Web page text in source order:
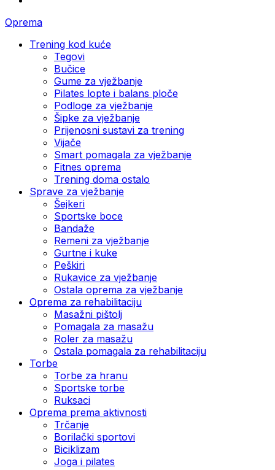
Oprema
Trening kod kuće
Tegovi
Bučice
Gume za vježbanje
Pilates lopte i balans ploče
Podloge za vježbanje
Šipke za vježbanje
Prijenosni sustavi za trening
Vijače
Smart pomagala za vježbanje
Fitnes oprema
Trening doma ostalo
Sprave za vježbanje
Šejkeri
Sportske boce
Bandaže
Remeni za vježbanje
Gurtne i kuke
Peškiri
Rukavice za vježbanje
Ostala oprema za vježbanje
Oprema za rehabilitaciju
Masažni pištolj
Pomagala za masažu
Roler za masažu
Ostala pomagala za rehabilitaciju
Torbe
Torbe za hranu
Sportske torbe
Ruksaci
Oprema prema aktivnosti
Trčanje
Borilački sportovi
Biciklizam
Joga i pilates